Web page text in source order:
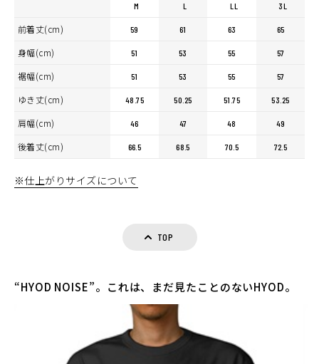
M L LL 3L
前着丈(cm) 59 61 63 65
身幅(cm) 51 53 55 57
裾幅(cm) 51 53 55 57
ゆき丈(cm) 48.75 50.25 51.75 53.25
肩幅(cm) 46 47 48 49
後着丈(cm) 66.5 68.5 70.5 72.5
※仕上がりサイズについて
TOP
“HYOD NOISE”。これは、まだ見たことのないHYOD。